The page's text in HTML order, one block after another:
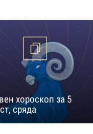
хороскоп за 5
сряда